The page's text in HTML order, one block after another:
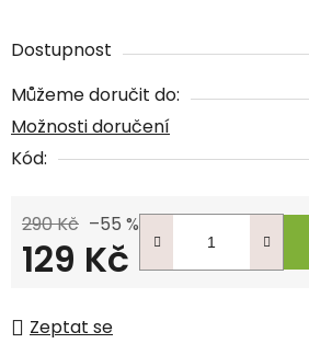
Dostupnost
Můžeme doručit do:
Možnosti doručení
Kód:
290 Kč –55 %
129 Kč
Zeptat se